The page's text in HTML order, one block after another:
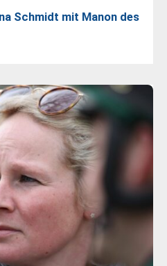
Schmidt mit Manon des